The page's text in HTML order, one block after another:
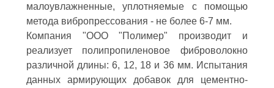
малоувлажненные, уплотняемые с помощью
метода вибропрессования - не более 6-7 мм.
Компания "ООО "Полимер" производит и
реализует полипропиленовое фиброволокно
различной длины: 6, 12, 18 и 36 мм. Испытания
данных армирующих добавок для цементно-